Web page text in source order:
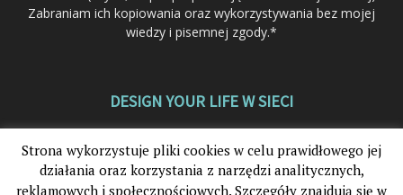
Zabraniam ich kopiowania oraz wykorzystywania bez mojej
wiedzy i pisemnej zgody.*
DESIGN YOUR LIFE W SIECI
Strona wykorzystuje pliki cookies w celu prawidłowego jej
działania oraz korzystania z narzędzi analitycznych,
reklamowych i społecznościowych. Szczegóły znajdują się w